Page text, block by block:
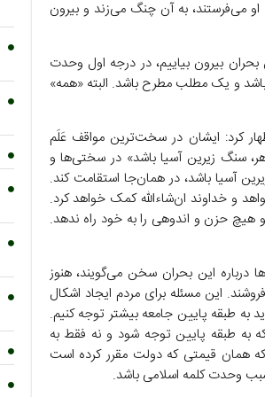
او می‌فرستند، به آن چنگ می‌زند و بیرون
بحران بیرون بیاییم، در درجه اول وحدت
و یک مطلب مطرح باشد. البته «همه»
کرد: ایشان در سخت‌ترین مواقف عَلَم
سنگ زیرین آسیا باشد» در سختی‌ها و
آسیا باشد، در همان‌جا استقامت کند.
و خداوند ان‌شاءالله کمک خواهد کرد.
حزن و اندوهی را به خود راه ندهد.
درباره این بحران سخن می‌گویند، هنوز
این مسئله برای مردم ایجاد اشکال
به طبقه پایین جامعه بیشتر توجه کنیم.
که به طبقه پایین توجه شود و نه فقط به
همان قیمتی که دولت مقرر کرده است
وحدت کلمه اسلامی باشد.